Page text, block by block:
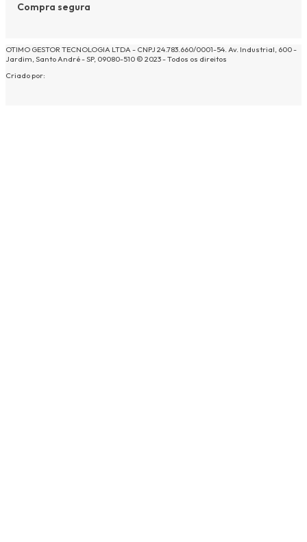
Compra segura
OTIMO GESTOR TECNOLOGIA LTDA - CNPJ 24.783.660/0001-54. Av. Industrial, 600 -
Jardim, Santo André - SP, 09080-510 © 2023 - Todos os direitos
Criado por: